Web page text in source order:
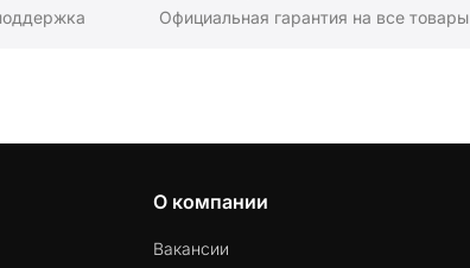
Официальная гарантия на все товары
О компании
Вакансии